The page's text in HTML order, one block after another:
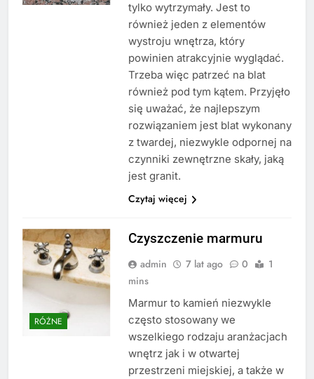
tylko wytrzymały. Jest to
również jeden z elementów
wystroju wnętrza, który
powinien atrakcyjnie wyglądać.
Trzeba więc patrzeć na blat
również pod tym kątem. Przyjęło
się uważać, że najlepszym
rozwiązaniem jest blat wykonany
z twardej, niezwykle odpornej na
czynniki zewnętrzne skały, jaką
jest granit.
Czytaj więcej
RÓŻNE
Czyszczenie marmuru
admin 7 lat ago 0
1
mins
Marmur to kamień niezwykle
często stosowany we
wszelkiego rodzaju aranżacjach
wnętrz jak i w otwartej
przestrzeni miejskiej, a także w